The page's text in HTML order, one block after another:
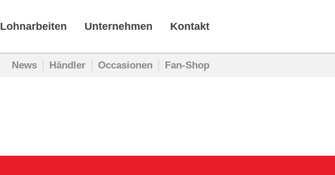
Lohnarbeiten Unternehmen Kontakt
News Händler Occasionen Fan-Shop